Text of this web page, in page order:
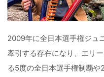
2009年に全日本選手権ジュ
牽引する存在になり、エリ
る5度の全日本選手権制覇